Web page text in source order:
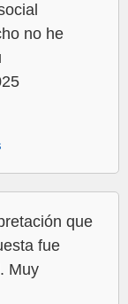
no he
que
fue
Muy